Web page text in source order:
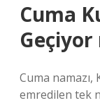
Cuma
Geçiyor
Cuma namazı,
emredilen tek